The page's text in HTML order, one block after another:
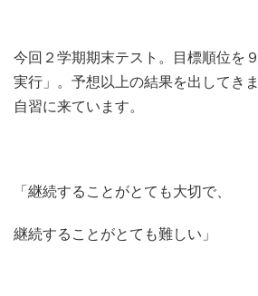
今回２学期期末テスト。目標順位を
実行」。予想以上の結果を出してき
自習に来ています。
「継続することがとても大切で、
継続することがとても難しい」